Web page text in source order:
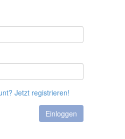
Jetzt registrieren!